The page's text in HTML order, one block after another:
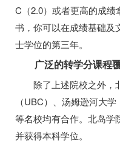
C（2.0）或者更高的成
书，你可以在成绩基础及
士学位的第三年。
广泛的转学分课程
除了上述院校之外，
（UBC）、汤姆逊河大
等名校均有合作。北岛学
并获得本科学位。